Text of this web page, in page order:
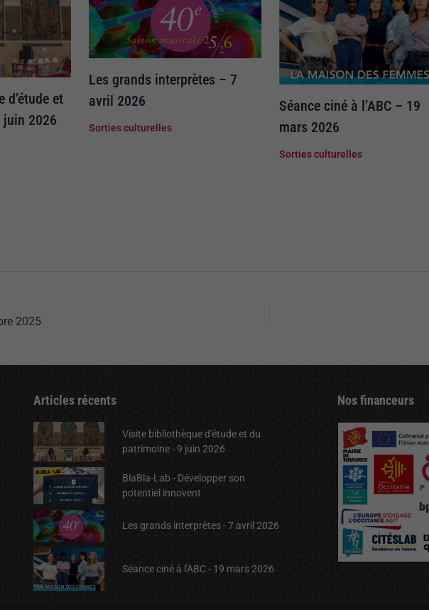
et
2026
Les grands interprètes – 7
avril 2026
Sorties culturelles
Séance ciné à l’ABC – 19
mars 2026
Sorties culturelles
2025
Articles récents
Visite bibliothèque d'étude et du
patrimoine - 9 juin 2026
BlaBla-Lab - Développer son
potentiel innovent
Les grands interprètes - 7 avril 2026
Séance ciné à l'ABC - 19 mars 2026
Nos financeurs